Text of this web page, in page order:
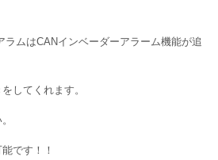
ラムはCANインベーダーアラーム機能が追
してくれます。
です！！